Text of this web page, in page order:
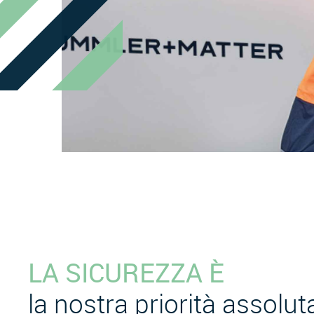
LA SICUREZZA È
la nostra priorità